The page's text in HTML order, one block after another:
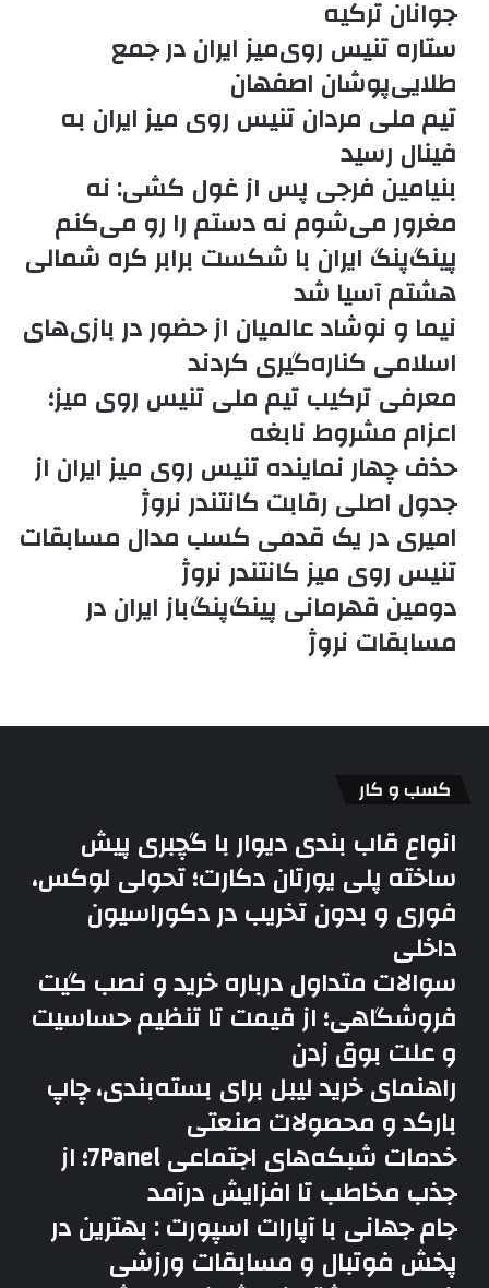
جوانان ترکیه
ستاره تنیس روی‌میز ایران در جمع
طلایی‌پوشان اصفهان
تیم ملی مردان تنیس روی میز ایران به
فینال رسید
بنیامین فرجی پس از غول کشی: نه
مغرور می‌شوم نه دستم را رو می‌کنم
پینگ‌پنگ ایران با شکست برابر کره شمالی
هشتم آسیا شد
نیما و نوشاد عالمیان از حضور در بازی‌های
اسلامی کناره‌گیری کردند
معرفی ترکیب تیم ملی تنیس روی میز؛
اعزام مشروط نابغه
حذف چهار نماینده تنیس روی میز ایران از
جدول اصلی رقابت کانتندر نروژ
امیری در یک قدمی کسب مدال مسابقات
تنیس روی میز کانتندر نروژ
دومین قهرمانی پینگ‌پنگ‌باز ایران در
مسابقات نروژ
کسب و کار
انواع قاب بندی دیوار با گچبری پیش
ساخته پلی یورتان دکارت؛ تحولی لوکس،
فوری و بدون تخریب در دکوراسیون
داخلی
سوالات متداول درباره خرید و نصب گیت
فروشگاهی؛ از قیمت تا تنظیم حساسیت
و علت بوق زدن
راهنمای خرید لیبل برای بسته‌بندی، چاپ
بارکد و محصولات صنعتی
خدمات شبکه‌های اجتماعی 7Panel؛ از
جذب مخاطب تا افزایش درآمد
جام جهانی با آپارات اسپورت : بهترین در
پخش فوتبال و مسابقات ورزشی